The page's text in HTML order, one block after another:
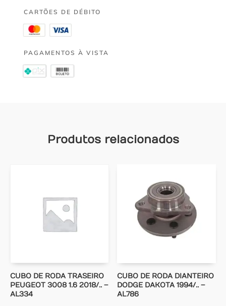
CARTÕES DE DÉBITO
PAGAMENTOS À VISTA
Produtos relacionados
CUBO DE RODA TRASEIRO
PEUGEOT 3008 1.6 2018/.. –
AL334
CUBO DE RODA DIANTEIRO
DODGE DAKOTA 1994/.. –
AL786